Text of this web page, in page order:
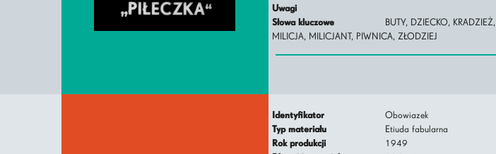
Uwagi
Słowa kluczowe
BUTY, DZIECKO, KRADZIEŻ,
MILICJA, MILICJANT, PIWNICA, ZŁODZIEJ
Identyfikator
Obowiazek
Typ materiału
Etiuda fabularna
Rok produkcji
1949